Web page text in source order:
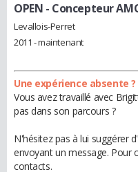
OPEN - Concepteur
Levallois-Perret
2011 - maintenant
Une expérience absente ?
Vous avez travaillé avec
pas dans son parcours ?
N'hésitez pas à lui suggérer
envoyant un message. Pour
contacts.